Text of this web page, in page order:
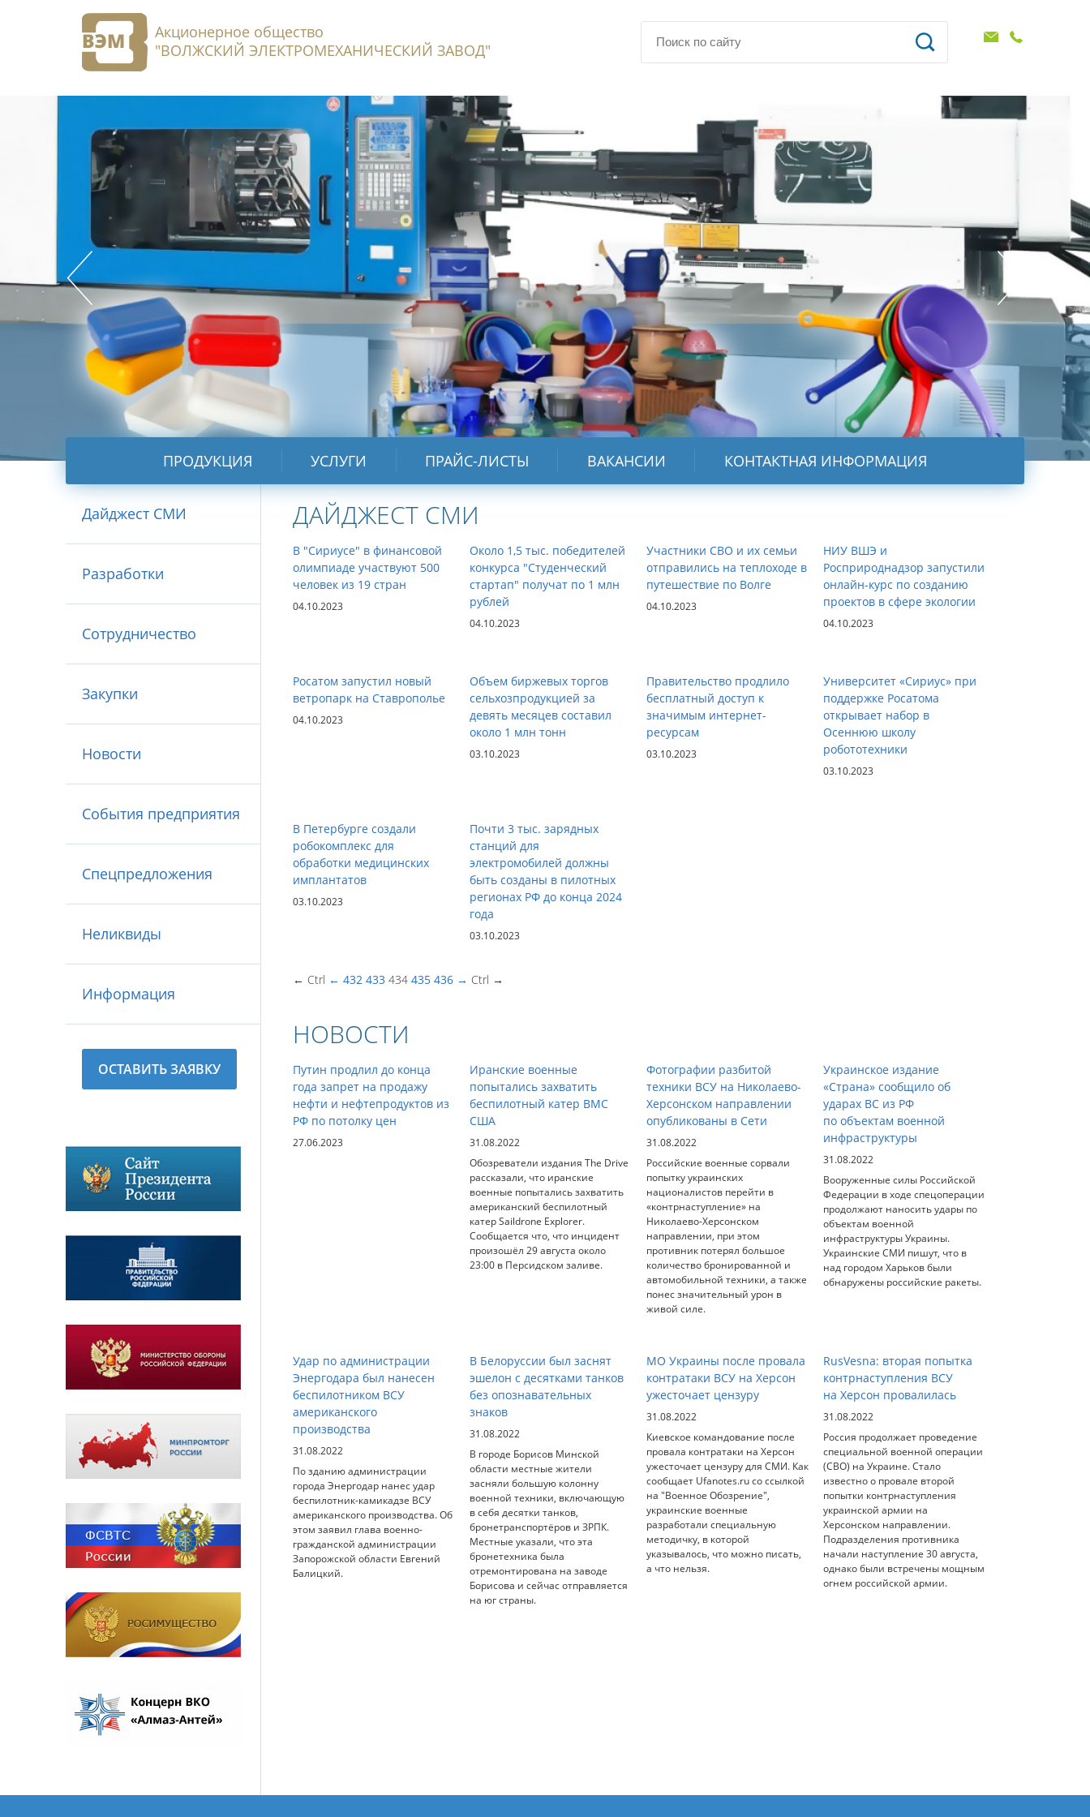
Акционерное общество
"ВОЛЖСКИЙ ЭЛЕКТРОМЕХАНИЧЕСКИЙ ЗАВОД"
ПРОДУКЦИЯ УСЛУГИ ПРАЙС-ЛИСТЫ ВАКАНСИИ КОНТАКТНАЯ ИНФОРМАЦИЯ
Дайджест СМИ
Разработки
Сотрудничество
Закупки
Новости
События предприятия
Спецпредложения
Неликвиды
Информация
ОСТАВИТЬ ЗАЯВКУ
ДАЙДЖЕСТ СМИ
В "Сириусе" в финансовой
олимпиаде участвуют 500
человек из 19 стран
04.10.2023
Около 1,5 тыс. победителей
конкурса "Студенческий
стартап" получат по 1 млн
рублей
04.10.2023
Участники СВО и их семьи
отправились на теплоходе в
путешествие по Волге
04.10.2023
НИУ ВШЭ и
Росприроднадзор запустили
онлайн-курс по созданию
проектов в сфере экологии
04.10.2023
Росатом запустил новый
ветропарк на Ставрополье
04.10.2023
Объем биржевых торгов
сельхозпродукцией за
девять месяцев составил
около 1 млн тонн
03.10.2023
Правительство продлило
бесплатный доступ к
значимым интернет-
ресурсам
03.10.2023
Университет «Сириус» при
поддержке Росатома
открывает набор в
Осеннюю школу
робототехники
03.10.2023
В Петербурге создали
робокомплекс для
обработки медицинских
имплантатов
03.10.2023
Почти 3 тыс. зарядных
станций для
электромобилей должны
быть созданы в пилотных
регионах РФ до конца 2024
года
03.10.2023
← Ctrl ← 432 433 434 435 436 → Ctrl →
НОВОСТИ
Путин продлил до конца
года запрет на продажу
нефти и нефтепродуктов из
РФ по потолку цен
27.06.2023
Иранские военные
попытались захватить
беспилотный катер ВМС
США
31.08.2022
Обозреватели издания The Drive
рассказали, что иранские
военные попытались захватить
американский беспилотный
катер Saildrone Explorer.
Сообщается что, что инцидент
произошёл 29 августа около
23:00 в Персидском заливе.
Фотографии разбитой
техники ВСУ на Николаево-
Херсонском направлении
опубликованы в Сети
31.08.2022
Российские военные сорвали
попытку украинских
националистов перейти в
«контрнаступление» на
Николаево-Херсонском
направлении, при этом
противник потерял большое
количество бронированной и
автомобильной техники, а также
понес значительный урон в
живой силе.
Украинское издание
«Страна» сообщило об
ударах ВС из РФ
по объектам военной
инфраструктуры
31.08.2022
Вооруженные силы Российской
Федерации в ходе спецоперации
продолжают наносить удары по
объектам военной
инфраструктуры Украины.
Украинские СМИ пишут, что в
над городом Харьков были
обнаружены российские ракеты.
Удар по администрации
Энергодара был нанесен
беспилотником ВСУ
американского
производства
31.08.2022
По зданию администрации
города Энергодар нанес удар
беспилотник-камикадзе ВСУ
американского производства. Об
этом заявил глава военно-
гражданской администрации
Запорожской области Евгений
Балицкий.
В Белоруссии был заснят
эшелон с десятками танков
без опознавательных
знаков
31.08.2022
В городе Борисов Минской
области местные жители
засняли большую колонну
военной техники, включающую
в себя десятки танков,
бронетранспортёров и ЗРПК.
Местные указали, что эта
бронетехника была
отремонтирована на заводе
Борисова и сейчас отправляется
на юг страны.
МО Украины после провала
контратаки ВСУ на Херсон
ужесточает цензуру
31.08.2022
Киевское командование после
провала контратаки на Херсон
ужесточает цензуру для СМИ. Как
сообщает Ufanotes.ru со ссылкой
на "Военное Обозрение",
украинские военные
разработали специальную
методичку, в которой
указывалось, что можно писать,
а что нельзя.
RusVesna: вторая попытка
контрнаступления ВСУ
на Херсон провалилась
31.08.2022
Россия продолжает проведение
специальной военной операции
(СВО) на Украине. Стало
известно о провале второй
попытки контрнаступления
украинской армии на
Херсонском направлении.
Подразделения противника
начали наступление 30 августа,
однако были встречены мощным
огнем российской армии.